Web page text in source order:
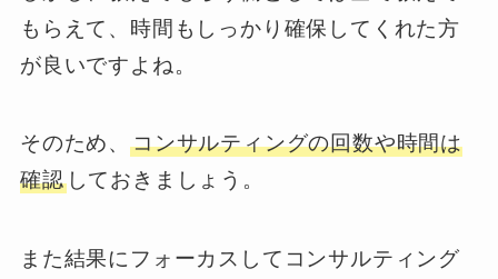
もらえて、時間もしっかり確保してくれた方
が良いですよね。
そのため、 コンサルティングの回数や時間は
確認しておきましょう。
また結果にフォーカスしてコンサルティング